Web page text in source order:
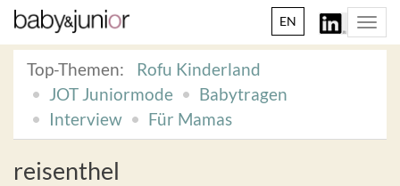
EN
Top-Themen:
Rofu Kinderland
JOT Juniormode
Babytragen
Interview
Für Mamas
reisenthel